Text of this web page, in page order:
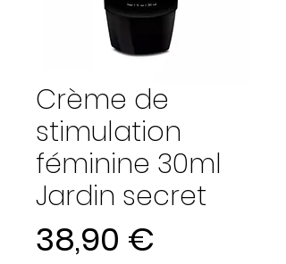
Crème de
stimulation
féminine 30ml
Jardin secret
38,90 €